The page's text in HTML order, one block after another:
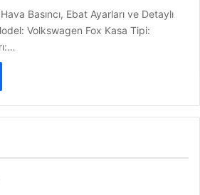
Basıncı, Ebat Ayarları ve Detaylı
Volkswagen Fox Kasa Tipi: